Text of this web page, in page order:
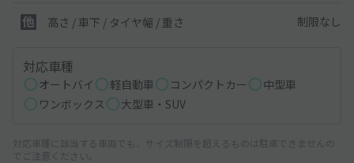
高さ / 車下 / タイヤ幅 / 重さ 制限なし
対応車種
オートバイ 軽自動車 コンパクトカー
中型車
ワンボックス
大型車・SUV
対応車種に該当する車両でも、サイズ制限を超えるものは駐車できませんの
でご注意ください。